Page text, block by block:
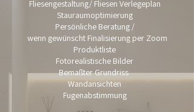
Fliesengestaltung/ Fliesen Verlegeplan
Stauraumoptimierung
Persönliche Beratung /
wenn gewünscht Finalisierung per Zoom
Produktliste
Fotorealistische Bilder
Bemaßter Grundriss
Wandansichten
Fugenabstimmung​